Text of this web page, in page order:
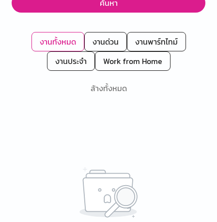
ค้นหา
งานทั้งหมด งานด่วน
งานพาร์ทไทม์
งานประจำ
Work from Home
ล้างทั้งหมด